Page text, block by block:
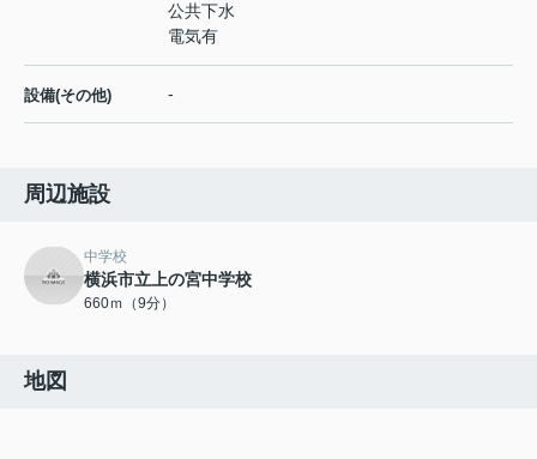
公共下水
電気有
設備(その他) -
周辺施設
中学校
横浜市立上の宮中学校
660ｍ（9分）
地図